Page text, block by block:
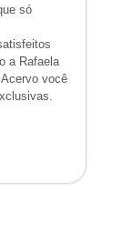
só
a Rafaela
você